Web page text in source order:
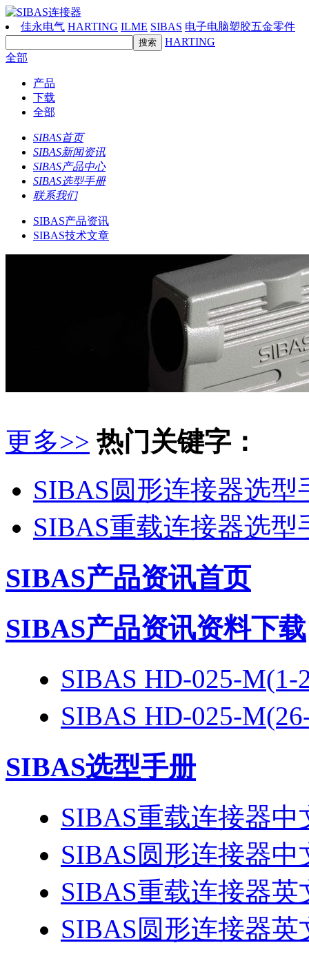
佳永电气 HARTING ILME SIBAS 电子电脑塑胶五金零件
HARTING
全部
产品
下载
全部
SIBAS首页
SIBAS新闻资讯
SIBAS产品中心
SIBAS选型手册
联系我们
SIBAS产品资讯
SIBAS技术文章
更多>> 热门关键字：
SIBAS圆形连接器选型
SIBAS重载连接器选型
SIBAS产品资讯首页
SIBAS产品资讯资料下载
SIBAS HD-025-M(1-
SIBAS HD-025-
SIBAS选型手册
SIBAS重载连接器中
SIBAS圆形连接器中
SIBAS重载连接器英
SIBAS圆形连接器英